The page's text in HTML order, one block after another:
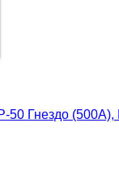
50 Гнездо (500А),